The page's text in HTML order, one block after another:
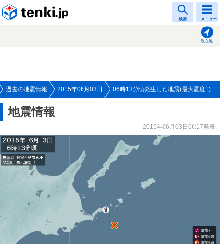
検索 メニュー
現在地
過去の地震情報 2015年06月03日 06時13分頃発生した地震(最大震度1)
地震情報
2015年06月03日06:17発表